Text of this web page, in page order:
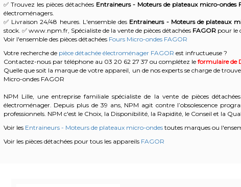
✅ Trouvez les pièces détachées Entraineurs - Moteurs de plateaux micro-ondes
électroménagers.
✅ Livraison 24/48 heures. L'ensemble des Entraineurs - Moteurs de plateaux
stock. ✅ www.npm.fr, Spécialiste de la vente de pièces détachées FAGORpour le
Voir l'ensemble des pièces détachées Fours Micro-ondes FAGOR
Votre recherche de pièce détachée électroménager FAGOR est infructueuse ?
Contactez-nous par téléphone au 03 20 62 27 37 ou complétez le formulaire de
Quelle que soit la marque de votre appareil, un de nos experts se charge de
Micro-ondes FAGOR
NPM Lille, une entreprise familiale spécialiste de la vente de pièces
électroménager. Depuis plus de 39 ans, NPM agit contre l’obsolescence
professionnels. NPM c'est le Choix, la Disponibilité, la Rapidité, le Conseil et la
Voir les Entraineurs - Moteurs de plateaux micro-ondestoutes marques ou
Voir les pièces détachées pour tous les appareils FAGOR